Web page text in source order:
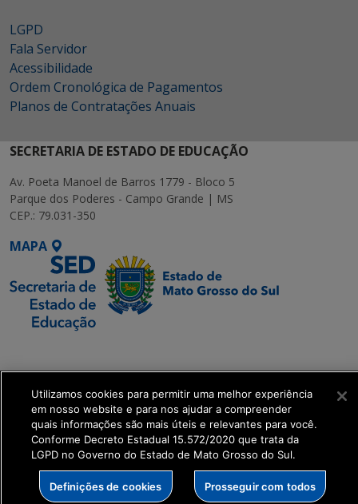
LGPD
Fala Servidor
Acessibilidade
Ordem Cronológica de Pagamentos
Planos de Contratações Anuais
SECRETARIA DE ESTADO DE EDUCAÇÃO
Av. Poeta Manoel de Barros 1779 - Bloco 5
Parque dos Poderes - Campo Grande | MS
CEP.: 79.031-350
MAPA
Executiva de
Transformação Digital
get_footer();
Utilizamos cookies para permitir uma melhor experiência
em nosso website e para nos ajudar a compreender
quais informações são mais úteis e relevantes para você.
Conforme Decreto Estadual 15.572/2020 que trata da
LGPD no Governo do Estado de Mato Grosso do Sul.
Definições de cookies Prosseguir com todos